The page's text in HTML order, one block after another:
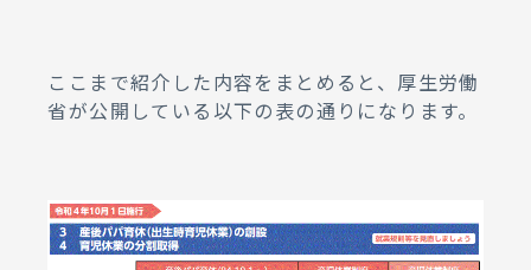
ここまで紹介した内容をまとめると、厚生労働
省が公開している以下の表の通りになります。